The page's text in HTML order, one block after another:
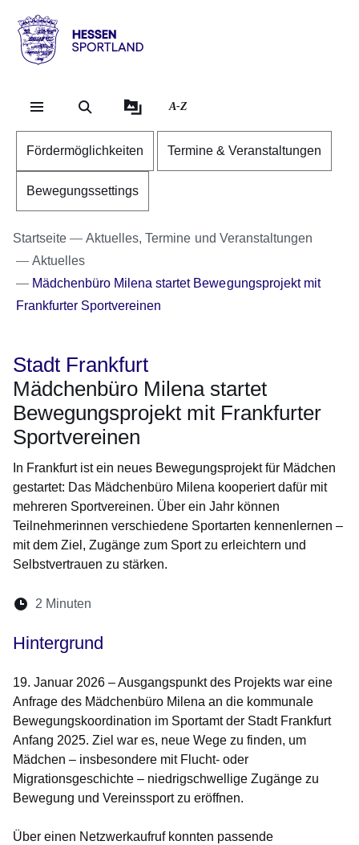
Hessen
Sportland
A-Z
Fördermöglichkeiten Termine & Veranstaltungen
Bewegungssettings
Startseite
Aktuelles, Termine und Veranstaltungen
Aktuelles
Mädchenbüro Milena startet Bewegungsprojekt mit
Frankfurter Sportvereinen
Stadt Frankfurt
Mädchenbüro Milena startet
Bewegungsprojekt mit Frankfurter
Sportvereinen
In Frankfurt ist ein neues Bewegungsprojekt für Mädchen
gestartet: Das Mädchenbüro Milena kooperiert dafür mit
mehreren Sportvereinen. Über ein Jahr können
Teilnehmerinnen verschiedene Sportarten kennenlernen –
mit dem Ziel, Zugänge zum Sport zu erleichtern und
Selbstvertrauen zu stärken.
Lesedauer:
2 Minuten
Hintergrund
19. Januar 2026 – Ausgangspunkt des Projekts war eine
Anfrage des Mädchenbüro Milena an die kommunale
Bewegungskoordination im Sportamt der Stadt Frankfurt
Anfang 2025. Ziel war es, neue Wege zu finden, um
Mädchen – insbesondere mit Flucht- oder
Migrationsgeschichte – niedrigschwellige Zugänge zu
Bewegung und Vereinssport zu eröffnen.
Über einen Netzwerkaufruf konnten passende